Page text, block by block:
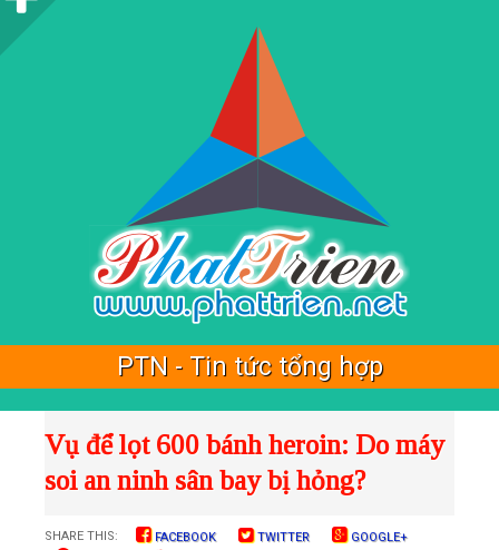
PTN - Tin tức tổng hợp
Vụ để lọt 600 bánh heroin: Do máy
soi an ninh sân bay bị hỏng?
SHARE THIS: FACEBOOK TWITTER
GOOGLE+